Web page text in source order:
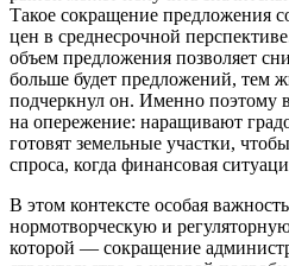
Такое сокращение предложения
цен в среднесрочной
объем предложения позволяет
больше будет предложений, тем
подчеркнул он. Именно поэтому
на опережение: наращивают
готовят земельные участки,
спроса, когда финансовая
В этом контексте особая
нормотворческую и
которой — сокращение